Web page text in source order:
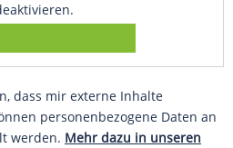
dass mir externe Inhalte
personenbezogene Daten an
werden. Mehr dazu in unseren